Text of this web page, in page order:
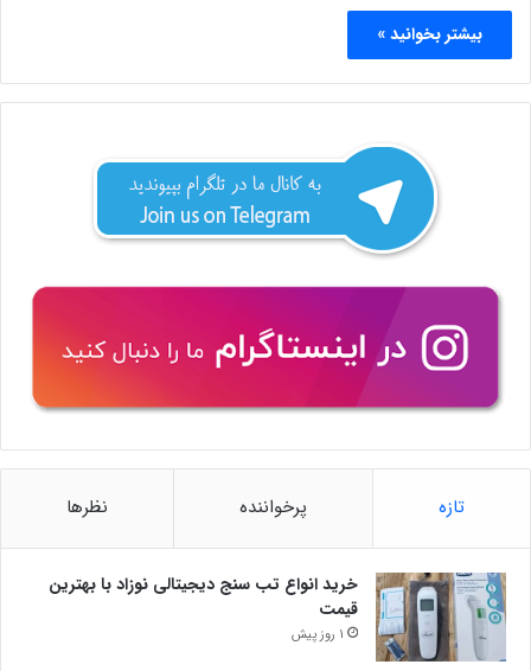
بیشتر بخوانید »
تازه پرخواننده نظرها
خرید انواع تب سنج دیجیتالی نوزاد با بهترین
قیمت
1 روز پیش